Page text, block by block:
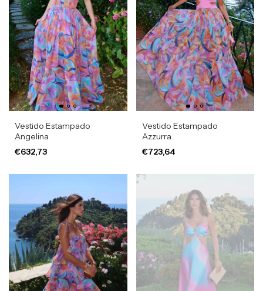
Vestido Estampado
Angelina
€632,73
Vestido Estampado
Azzurra
€723,64